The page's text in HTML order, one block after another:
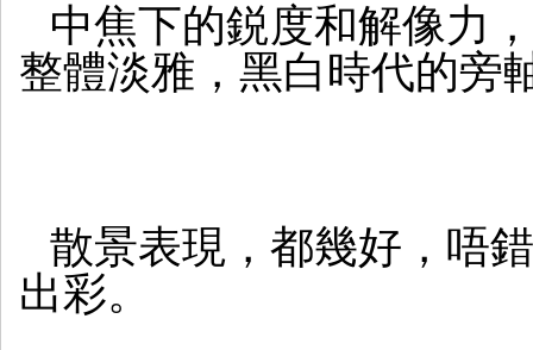
中焦下的鋭度和解像力
整體淡雅，黑白時代的旁
散景表現，都幾好，唔
出彩。